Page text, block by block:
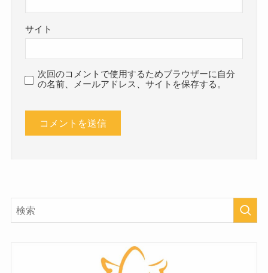
サイト
次回のコメントで使用するためブラウザーに自分
の名前、メールアドレス、サイトを保存する。